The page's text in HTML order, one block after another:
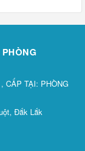
CẤP TẠI: PHÒNG
Đắk Lắk